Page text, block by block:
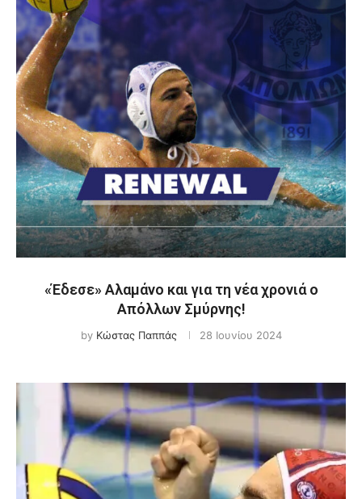
«Έδεσε» Αλαμάνο και για τη νέα χρονιά ο
Απόλλων Σμύρνης!
by Κώστας Παππάς 28 Ιουνίου 2024